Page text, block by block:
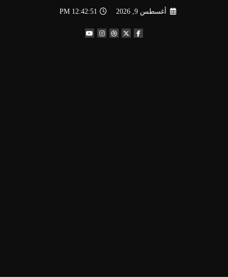
أغسطس 9, 2026 12:42:52 PM